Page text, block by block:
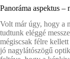
Panoráma aspektus –
Volt már úgy, hogy a
tudtunk eléggé
mégiscsak félre
jó nagylátószögű